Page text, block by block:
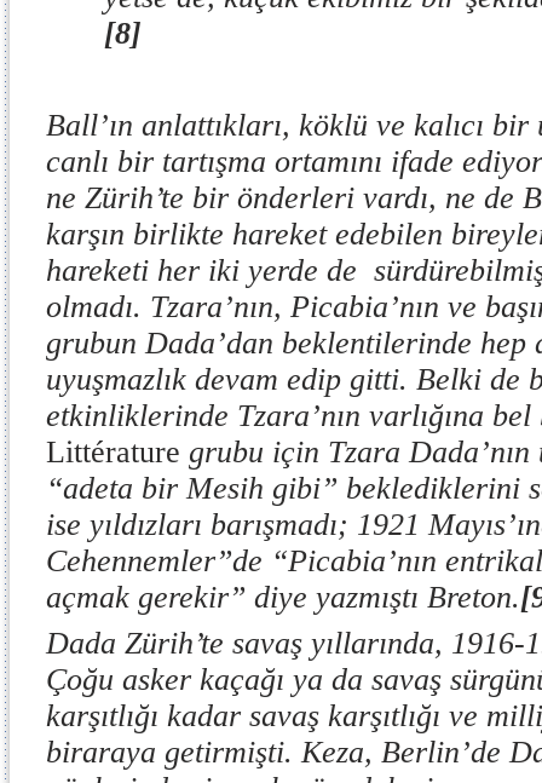
[8]
Ball’ın anlattıkları, köklü ve kalıcı bir
canlı bir tartışma ortamını ifade
ne Zürih’te bir önderleri vardı, ne de
karşın birlikte hareket edebilen
hareketi her iki yerde de
olmadı. Tzara’nın, Picabia’nın ve
grubun Dada’dan beklentilerinde
uyuşmazlık devam edip gitti. Belki de
etkinliklerinde Tzara’nın varlığına
Littérature grubu için Tzara
“adeta bir Mesih gibi” beklediklerini
ise yıldızları barışmadı; 1921
Cehennemler”de “Picabia’nın
açmak gerekir” diye yazmıştı Breton.
Dada Zürih’te savaş yıllarında, 1916-
Çoğu asker kaçağı ya da savaş
karşıtlığı kadar savaş karşıtlığı ve
biraraya getirmişti. Keza, Berlin’de